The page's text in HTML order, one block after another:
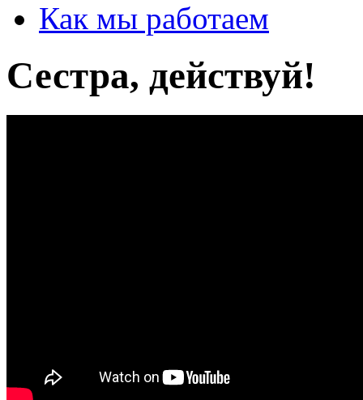
Как мы работаем
Сестра, действуй!